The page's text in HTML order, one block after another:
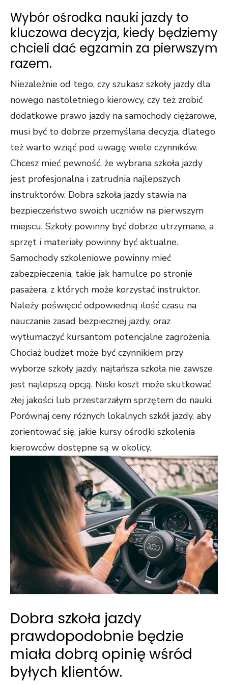
Wybór ośrodka nauki jazdy to
kluczowa decyzja, kiedy będziemy
chcieli dać egzamin za pierwszym
razem.
Niezależnie od tego, czy szukasz szkoły jazdy dla
nowego nastoletniego kierowcy, czy też zrobić
dodatkowe prawo jazdy na samochody ciężarowe,
musi być to dobrze przemyślana decyzja, dlatego
też warto wziąć pod uwagę wiele czynników.
Chcesz mieć pewność, że wybrana szkoła jazdy
jest profesjonalna i zatrudnia najlepszych
instruktorów. Dobra szkoła jazdy stawia na
bezpieczeństwo swoich uczniów na pierwszym
miejscu. Szkoły powinny być dobrze utrzymane, a
sprzęt i materiały powinny być aktualne.
Samochody szkoleniowe powinny mieć
zabezpieczenia, takie jak hamulce po stronie
pasażera, z których może korzystać instruktor.
Należy poświęcić odpowiednią ilość czasu na
nauczanie zasad bezpiecznej jazdy, oraz
wytłumaczyć kursantom potencjalne zagrożenia.
Chociaż budżet może być czynnikiem przy
wyborze szkoły jazdy, najtańsza szkoła nie zawsze
jest najlepszą opcją. Niski koszt może skutkować
złej jakości lub przestarzałym sprzętem do nauki.
Porównaj ceny różnych lokalnych szkół jazdy, aby
zorientować się, jakie kursy ośrodki szkolenia
kierowców dostępne są w okolicy.
Dobra szkoła jazdy
prawdopodobnie będzie
miała dobrą opinię wśród
byłych klientów.